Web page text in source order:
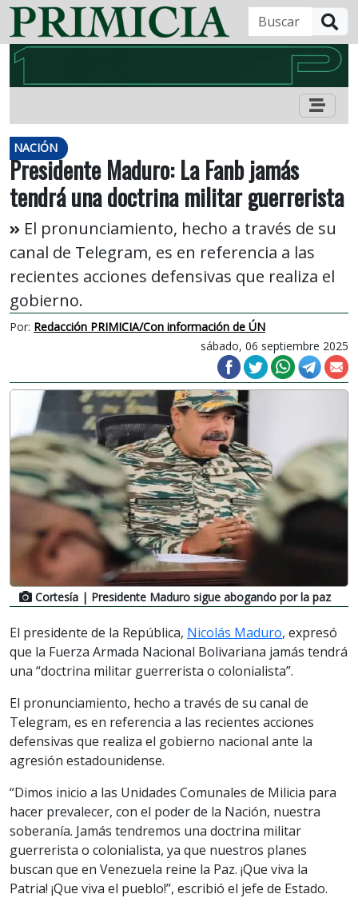
NACIÓN
Presidente Maduro: La Fanb jamás
tendrá una doctrina militar guerrerista
El pronunciamiento, hecho a través de su
canal de Telegram, es en referencia a las
recientes acciones defensivas que realiza el
gobierno.
Por: Redacción PRIMICIA/Con información de ÚN
sábado, 06 septiembre 2025
Cortesía | Presidente Maduro sigue abogando por la paz
El presidente de la República, Nicolás Maduro, expresó
que la Fuerza Armada Nacional Bolivariana jamás tendrá
una “doctrina militar guerrerista o colonialista”.
El pronunciamiento, hecho a través de su canal de
Telegram, es en referencia a las recientes acciones
defensivas que realiza el gobierno nacional ante la
agresión estadounidense.
“Dimos inicio a las Unidades Comunales de Milicia para
hacer prevalecer, con el poder de la Nación, nuestra
soberanía. Jamás tendremos una doctrina militar
guerrerista o colonialista, ya que nuestros planes
buscan que en Venezuela reine la Paz. ¡Que viva la
Patria! ¡Que viva el pueblo!”, escribió el jefe de Estado.